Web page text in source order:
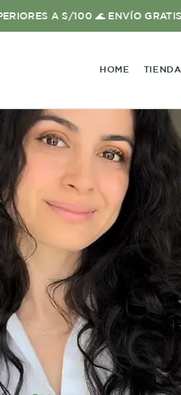
S/100 🌊 ENVÍO GRATIS EN
HOME TIENDA